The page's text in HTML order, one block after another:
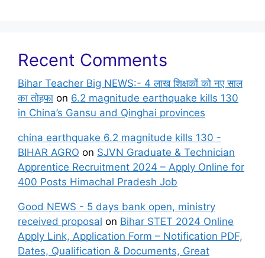
Recent Comments
Bihar Teacher Big NEWS:- 4 लाख शिक्षकों को नए साल
का तोहफा on 6.2 magnitude earthquake kills 130
in China’s Gansu and Qinghai provinces
china earthquake 6.2 magnitude kills 130 -
BIHAR AGRO on SJVN Graduate & Technician
Apprentice Recruitment 2024 – Apply Online for
400 Posts Himachal Pradesh Job
Good NEWS - 5 days bank open, ministry
received proposal on Bihar STET 2024 Online
Apply Link, Application Form – Notification PDF,
Dates, Qualification & Documents, Great